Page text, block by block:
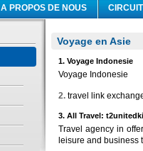
A PROPOS DE NOUS
Voyage en Asie
1. Voyage Indonesie
Voyage Indonesie
2. travel link
3. All Travel:
Travel agency in
leisure and business